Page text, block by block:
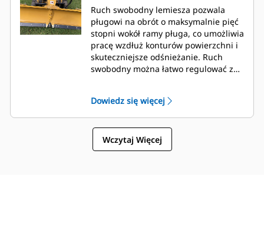
Ruch swobodny lemiesza pozwala
pługowi na obrót o maksymalnie pięć
stopni wokół ramy pługa, co umożliwia
pracę wzdłuż konturów powierzchni i
skuteczniejsze odśnieżanie. Ruch
swobodny można łatwo regulować za
Dowiedz się więcej
Wczytaj Więcej